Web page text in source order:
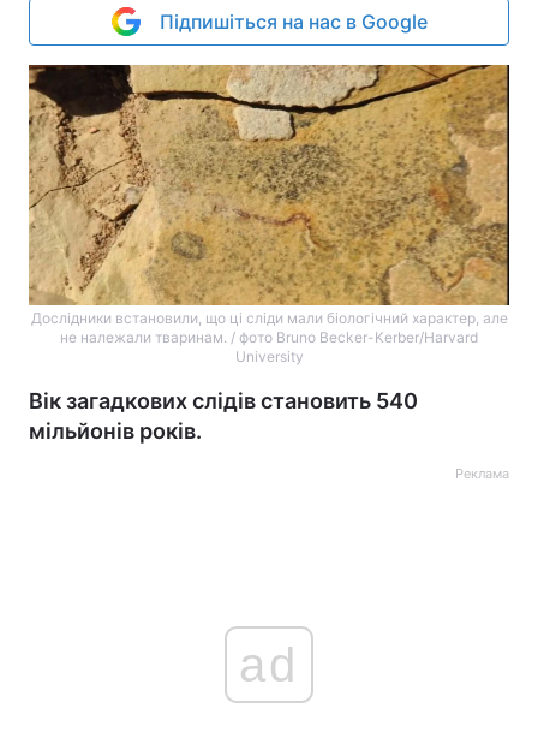
Підпишіться на нас в Google
Дослідники встановили, що ці сліди мали біологічний характер, але
не належали тваринам. / фото Bruno Becker-Kerber/Harvard
University
Вік загадкових слідів становить 540
мільйонів років.
Реклама
ad